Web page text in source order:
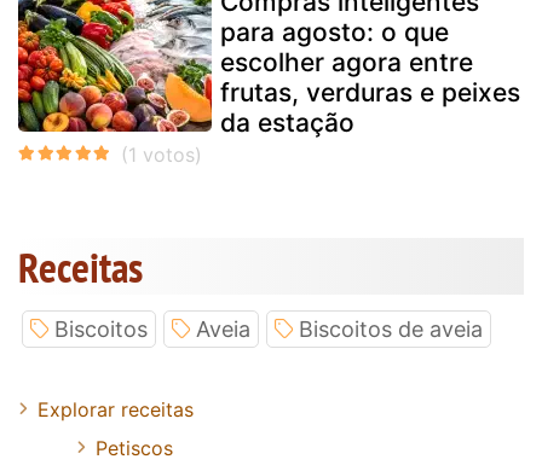
para agosto: o que
escolher agora entre
frutas, verduras e peixes
da estação
Receitas
Biscoitos Aveia Biscoitos de aveia
Explorar receitas
Petiscos